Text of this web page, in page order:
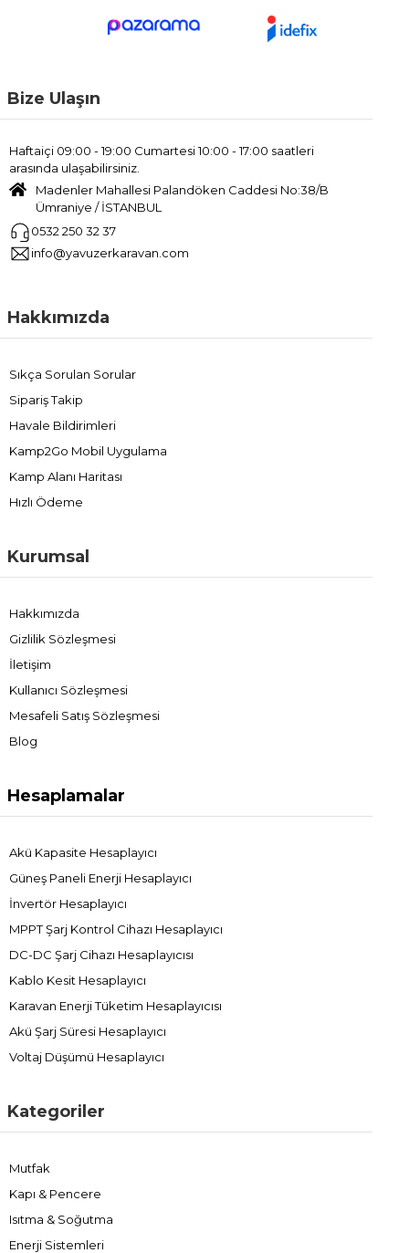
Bize Ulaşın
Haftaiçi 09:00 - 19:00 Cumartesi 10:00 - 17:00 saatleri
arasında ulaşabilirsiniz.
Madenler Mahallesi Palandöken Caddesi No:38/B
Ümraniye / İSTANBUL
0532 250 32 37
info@yavuzerkaravan.com
Hakkımızda
Sıkça Sorulan Sorular
Sipariş Takip
Havale Bildirimleri
Kamp2Go Mobil Uygulama
Kamp Alanı Haritası
Hızlı Ödeme
Kurumsal
Hakkımızda
Gizlilik Sözleşmesi
İletişim
Kullanıcı Sözleşmesi
Mesafeli Satış Sözleşmesi
Blog
Hesaplamalar
Akü Kapasite Hesaplayıcı
Güneş Paneli Enerji Hesaplayıcı
İnvertör Hesaplayıcı
MPPT Şarj Kontrol Cihazı Hesaplayıcı
DC-DC Şarj Cihazı Hesaplayıcısı
Kablo Kesit Hesaplayıcı
Karavan Enerji Tüketim Hesaplayıcısı
Akü Şarj Süresi Hesaplayıcı
Voltaj Düşümü Hesaplayıcı
Kategoriler
Mutfak
Kapı & Pencere
Isıtma & Soğutma
Enerji Sistemleri